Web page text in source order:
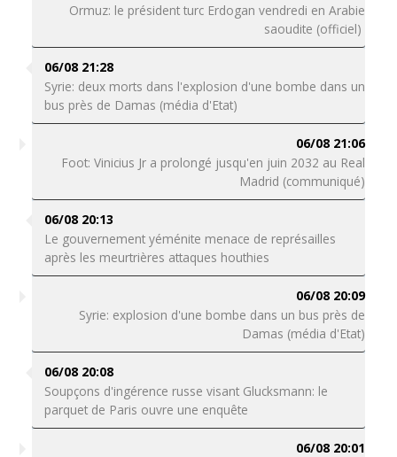
Ormuz: le président turc Erdogan vendredi en Arabie
saoudite (officiel)
06/08 21:28
Syrie: deux morts dans l'explosion d'une bombe dans un
bus près de Damas (média d'Etat)
06/08 21:06
Foot: Vinicius Jr a prolongé jusqu'en juin 2032 au Real
Madrid (communiqué)
06/08 20:13
Le gouvernement yéménite menace de représailles
après les meurtrières attaques houthies
06/08 20:09
Syrie: explosion d'une bombe dans un bus près de
Damas (média d'Etat)
06/08 20:08
Soupçons d'ingérence russe visant Glucksmann: le
parquet de Paris ouvre une enquête
06/08 20:01